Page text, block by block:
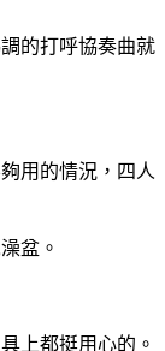
的打呼協奏曲就
用的情況，四人
盆。
上都挺用心的。